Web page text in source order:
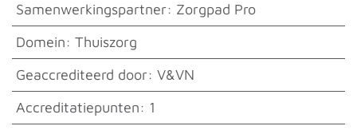
Samenwerkingspartner: Zorgpad Pro
Domein: Thuiszorg
Geaccrediteerd door: V&VN
Accreditatiepunten: 1